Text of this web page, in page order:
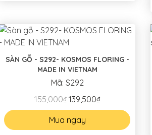
SÀN GỖ - S292- KOSMOS FLORING -
MADE IN VIETNAM
Mã: S292
155,000₫ 139,500₫
Mua ngay